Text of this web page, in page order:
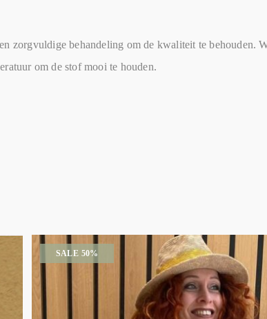
zorgvuldige behandeling om de kwaliteit te behouden.
om de stof mooi te houden.
SALE 50%